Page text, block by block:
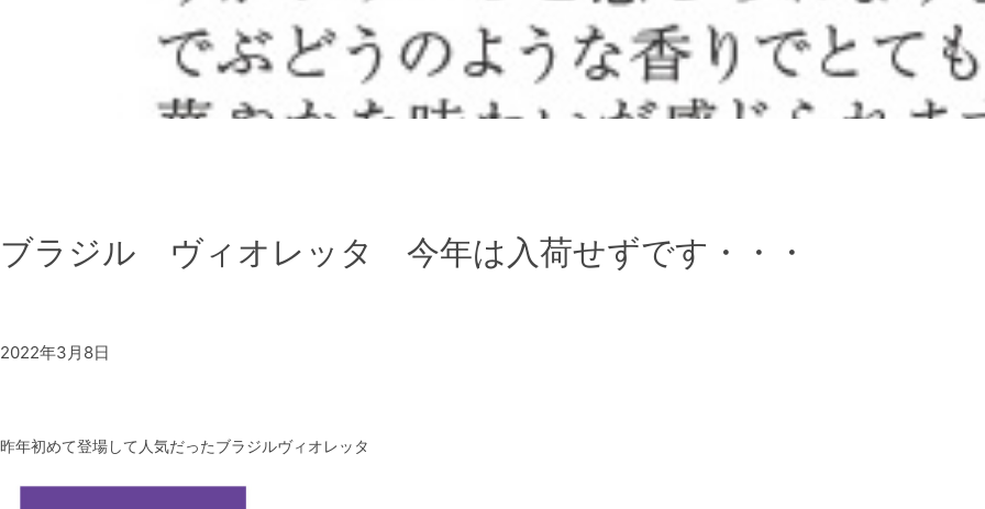
ブラジル ヴィオレッタ 今年は入荷せずです・・・
2022年3月8日
昨年初めて登場して人気だったブラジルヴィオレッタ